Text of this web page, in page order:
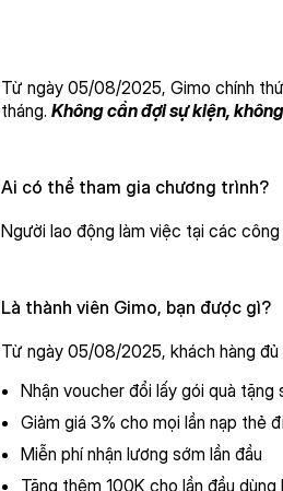
Từ ngày 05/08/2025, Gimo chính
tháng. Không cần đợi sự kiện,
Ai có thể tham gia chương trình?
Người lao động làm việc tại các
Là thành viên Gimo, bạn được gì?
Từ ngày 05/08/2025, khách hàng
Nhận voucher đổi lấy gói quà
Giảm giá 3% cho mọi lần nạp thẻ
Miễn phí nhận lương sớm lần đầu
Tặng thêm 100K cho lần đầu dùng